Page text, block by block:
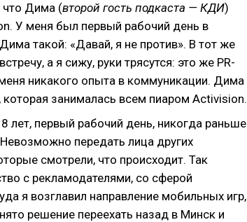
что Дима (второй гость подкаста — КДИ)
У меня был первый рабочий день в
такой: «Давай, я не против». В тот же
а я сижу, руки трясутся: это же PR-
никакого опыта в коммуникации. Дима
которая занималась всем пиаром Activision.
лет, первый рабочий день, никогда раньше
передать лица других
смотрели, что происходит. Так
с рекламодателями, со сферой
я возглавил направление мобильных игр,
решение переехать назад в Минск и